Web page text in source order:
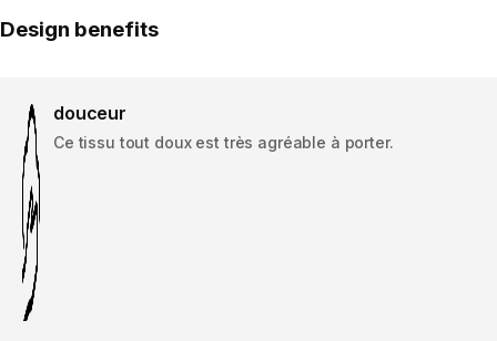
Design benefits
douceur
Ce tissu tout doux est très agréable à porter.